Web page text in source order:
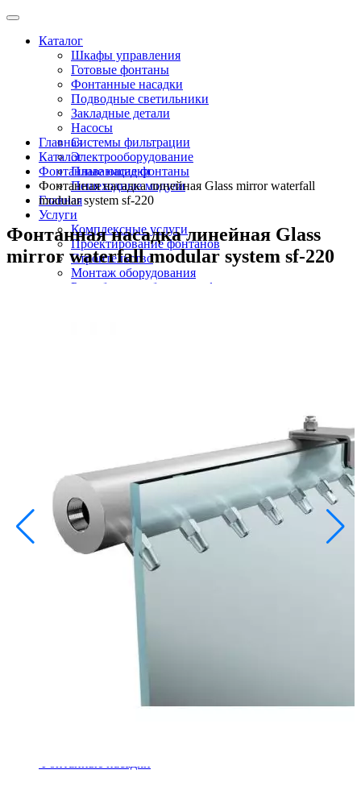
Каталог
Шкафы управления
Готовые фонтаны
Фонтанные насадки
Подводные светильники
Закладные детали
Насосы
Системы фильтрации
Электрооборудование
Плавающие фонтаны
Пешеходные модули
Главная
Услуги
Комплексные услуги
Проектирование фонтанов
Строительство
Монтаж оборудования
Разработка и сборка шкафов управления
Шкафы управления
Готовые фонтаны
Фонтанные насадки
Подводные светильники
Закладные детали
Системы фильтрации
Электрооборудование
Плавающие фонтаны
Пешеходные модули
Главная
Каталог
Фонтанные насадки
Фонтанная насадка линейная Glass mirror waterfall
modular system sf-220
Фонтанная насадка линейная Glass
mirror waterfall modular system sf-220